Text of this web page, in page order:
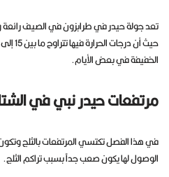
تعد جولة حيدر في طرابزون في الصيف
الخفيفة في بعض الأيام.
مرتفعات حيدر نبي في
في هذا الفصل تكتسي المرتفعات بالثلج
الوصول لها يكون صعب جداً بسبب تراكم الثلج.